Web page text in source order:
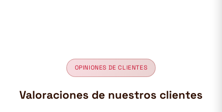
OPINIONES DE CLIENTES
Valoraciones de nuestros clientes